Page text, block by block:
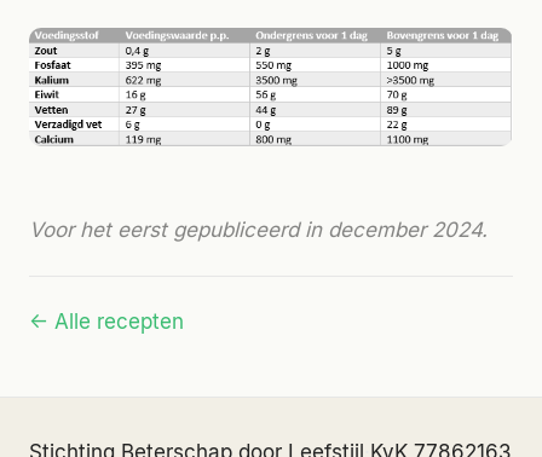
Voor het eerst gepubliceerd in december 2024.
← Alle recepten
Stichting Beterschap door Leefstijl KvK 77862163